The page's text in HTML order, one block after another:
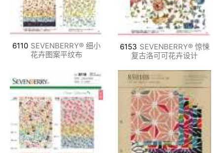
6110 SEVENBERRY® 细小
花卉图案平纹布
6153 SEVENBERRY® 惊悚
复古洛可可花卉设计